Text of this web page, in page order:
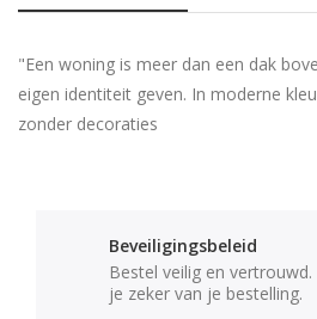
"Een woning is meer dan een dak
eigen identiteit geven. In moderne
zonder decoraties
Beveiligingsbeleid
Bestel veilig en
je zeker van je bestelling.